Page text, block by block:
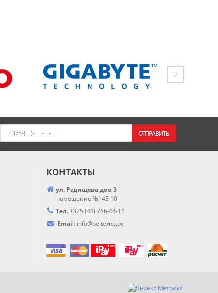
ОТПРАВИТЬ
КОНТАКТЫ
ул. Радищева дом 3
помещение №143-10
Тел. +375 (44) 766-44-11
Email: info@beltexno.by